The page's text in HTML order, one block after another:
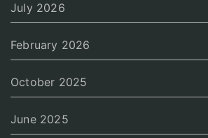
July 2026
February 2026
October 2025
June 2025